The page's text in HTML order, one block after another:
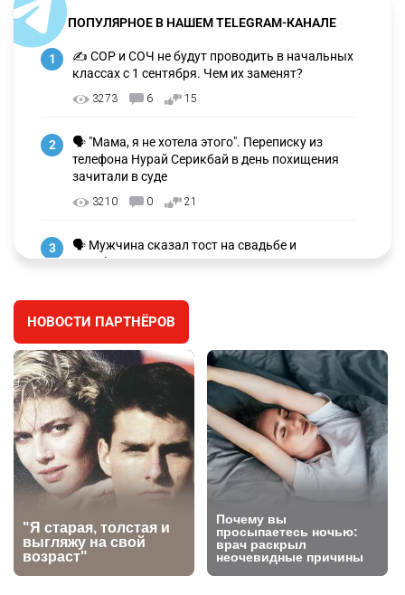
ПОПУЛЯРНОЕ В НАШЕМ TELEGRAM-КАНАЛЕ
1
✍️ СОР и СОЧ не будут проводить в начальных
классах с 1 сентября. Чем их заменят?
3273 6 15
2
🗣 "Мама, я не хотела этого". Переписку из
телефона Нурай Серикбай в день похищения
зачитали в суде
3210 0 21
3
🗣 Мужчина сказал тост на свадьбе и
заработал уголовное дело
🐏 Скота больше, а мясо дороже. Почему в
Казахстане продолжают расти цены на
баранину и конину
2665
5
⚠️ Доброе утро, друзья! Предлагаем обзор
главных новостей за 4 августа
2782 0 1
6
🗣Глава государства направил телеграмму
соболезнования родным и близким Халық
қаһарманы Ивана Гапича
2767 2 42
НОВОСТИ ПАРТНЁРОВ